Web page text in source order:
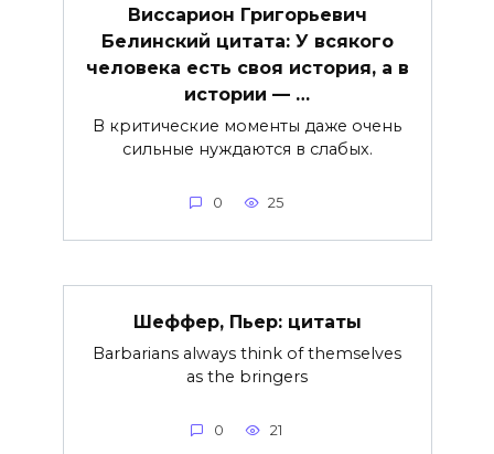
Виссарион Григорьевич
Белинский цитата: У всякого
человека есть своя история, а в
истории — …
В критические моменты даже очень
сильные нуждаются в слабых.
0 25
Шеффер, Пьер: цитаты
Barbarians always think of themselves
as the bringers
0 21